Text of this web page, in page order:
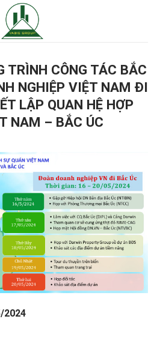
TRÌNH CÔNG TÁC BẮC
NGHIỆP VIỆT NAM ĐI
LẬP QUAN HỆ HỢP
NAM – BẮC ÚC
2024